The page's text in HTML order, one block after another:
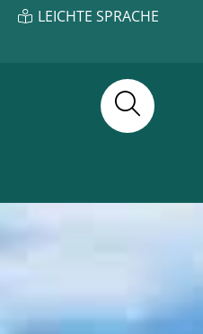
LEICHTE SPRACHE